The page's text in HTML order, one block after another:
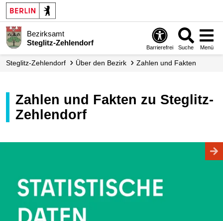
Bezirksamt
Steglitz-Zehlendorf
Barrierefrei Suche Menü
Steglitz-Zehlendorf Über den Bezirk Zahlen und Fakten
Zahlen und Fakten zu Steglitz-
Zehlendorf